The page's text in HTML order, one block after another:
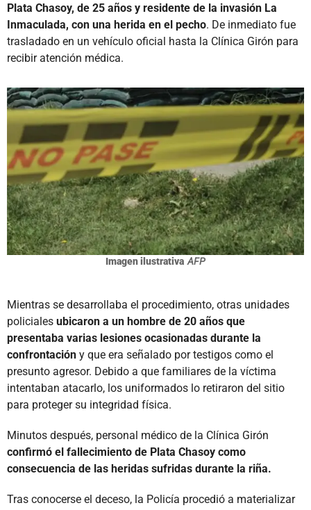
Plata Chasoy, de 25 años y residente de la invasión La
Inmaculada, con una herida en el pecho. De inmediato fue
trasladado en un vehículo oficial hasta la Clínica Girón para
recibir atención médica.
Imagen ilustrativa AFP
Mientras se desarrollaba el procedimiento, otras unidades
policiales ubicaron a un hombre de 20 años que
presentaba varias lesiones ocasionadas durante la
confrontación y que era señalado por testigos como el
presunto agresor. Debido a que familiares de la víctima
intentaban atacarlo, los uniformados lo retiraron del sitio
para proteger su integridad física.
Minutos después, personal médico de la Clínica Girón
confirmó el fallecimiento de Plata Chasoy como
consecuencia de las heridas sufridas durante la riña.
Tras conocerse el deceso, la Policía procedió a materializar